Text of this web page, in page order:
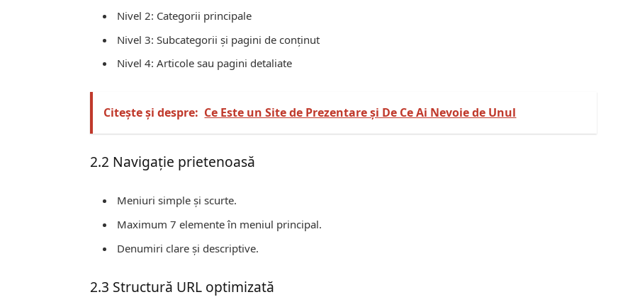
Nivel 2: Categorii principale
Nivel 3: Subcategorii și pagini de conţinut
Nivel 4: Articole sau pagini detaliate
Citește și despre: Ce Este un Site de Prezentare și De Ce Ai Nevoie de Unul
2.2 Navigaţie prietenoasă
Meniuri simple și scurte.
Maximum 7 elemente în meniul principal.
Denumiri clare și descriptive.
2.3 Structură URL optimizată